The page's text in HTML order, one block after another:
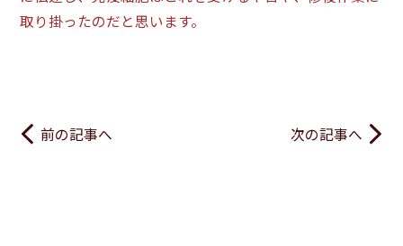
取り掛ったのだと思います。
前の記事へ 次の記事へ